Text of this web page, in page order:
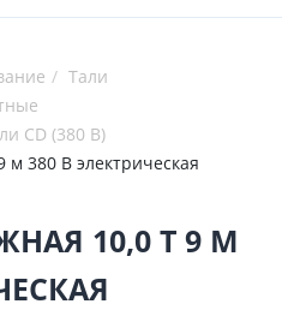
Тали
CD (380 В)
10,0 Т 9 М